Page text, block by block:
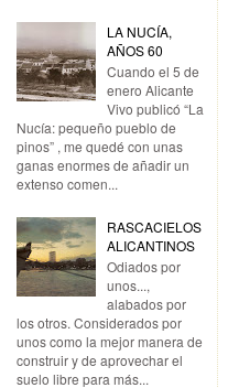
LA NUCÍA,
AÑOS 60
Cuando el 5 de
enero Alicante
Vivo publicó “La
Nucía: pequeño pueblo de
pinos” , me quedé con unas
ganas enormes de añadir un
extenso comen...
RASCACIELOS
ALICANTINOS
Odiados por
unos...,
alabados por
los otros. Considerados por
unos como la mejor manera de
construir y de aprovechar el
suelo libre para más...